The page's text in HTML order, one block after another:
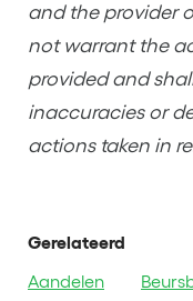
and the provider
not warrant the
provided and
inaccuracies or
actions taken in
Gerelateerd
Aandelen